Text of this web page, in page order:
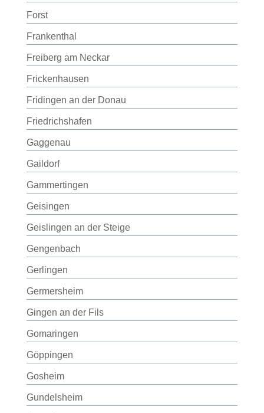
Forst
Frankenthal
Freiberg am Neckar
Frickenhausen
Fridingen an der Donau
Friedrichshafen
Gaggenau
Gaildorf
Gammertingen
Geisingen
Geislingen an der Steige
Gengenbach
Gerlingen
Germersheim
Gingen an der Fils
Gomaringen
Göppingen
Gosheim
Gundelsheim